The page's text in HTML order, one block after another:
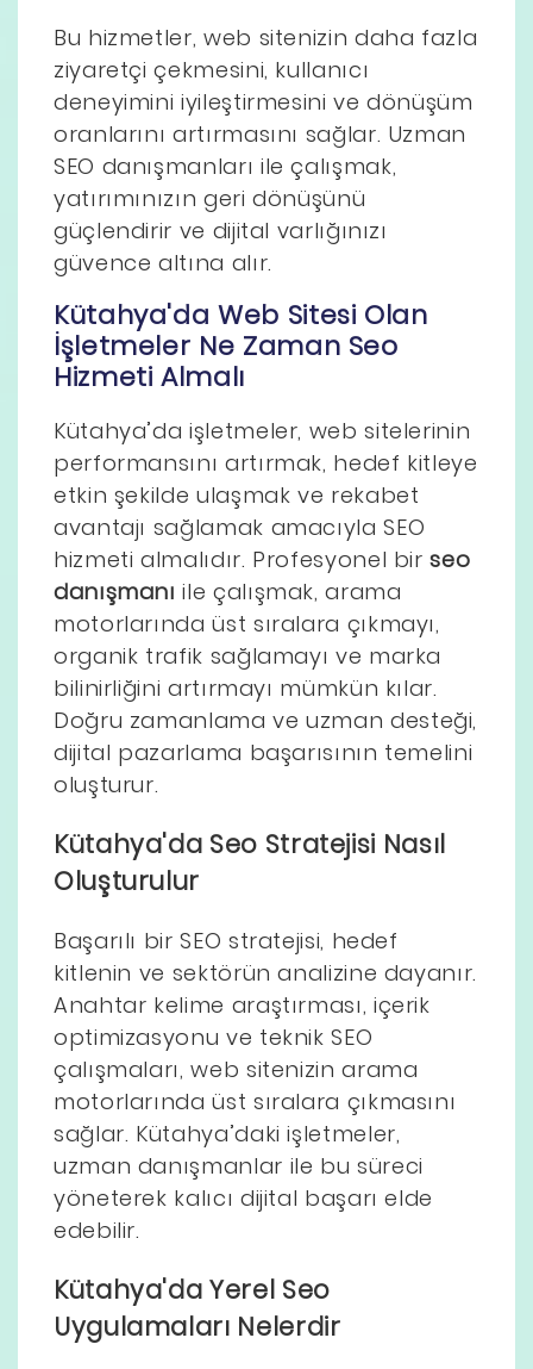
Bu hizmetler, web sitenizin daha fazla
ziyaretçi çekmesini, kullanıcı
deneyimini iyileştirmesini ve dönüşüm
oranlarını artırmasını sağlar. Uzman
SEO danışmanları ile çalışmak,
yatırımınızın geri dönüşünü
güçlendirir ve dijital varlığınızı
güvence altına alır.
Kütahya'da Web Sitesi Olan
İşletmeler Ne Zaman Seo
Hizmeti Almalı
Kütahya’da işletmeler, web sitelerinin
performansını artırmak, hedef kitleye
etkin şekilde ulaşmak ve rekabet
avantajı sağlamak amacıyla SEO
hizmeti almalıdır. Profesyonel birseo
danışmanı ile çalışmak, arama
motorlarında üst sıralara çıkmayı,
organik trafik sağlamayı ve marka
bilinirliğini artırmayı mümkün kılar.
Doğru zamanlama ve uzman desteği,
dijital pazarlama başarısının temelini
oluşturur.
Kütahya'da Seo Stratejisi Nasıl
Oluşturulur
Başarılı bir SEO stratejisi, hedef
kitlenin ve sektörün analizine dayanır.
Anahtar kelime araştırması, içerik
optimizasyonu ve teknik SEO
çalışmaları, web sitenizin arama
motorlarında üst sıralara çıkmasını
sağlar. Kütahya’daki işletmeler,
uzman danışmanlar ile bu süreci
yöneterek kalıcı dijital başarı elde
edebilir.
Kütahya'da Yerel Seo
Uygulamaları Nelerdir